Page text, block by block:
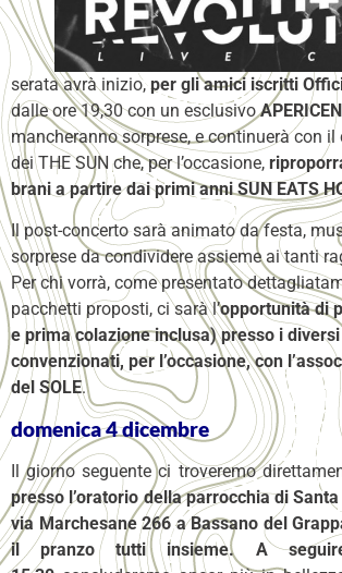
serata avrà inizio, per gli amici iscritti
dalle ore 19,30 con un esclusivo
mancheranno sorprese, e continuerà con
dei THE SUN che, per l’occasione,
brani a partire dai primi anni SUN EATS
Il post-concerto sarà animato da festa,
sorprese da condividere assieme ai tanti
Per chi vorrà, come presentato
pacchetti proposti, ci sarà l’opportunità di
e prima colazione inclusa) presso i
convenzionati, per l’occasione, con
del SOLE.
domenica 4 dicembre
Il giorno seguente ci troveremo
presso l’oratorio della parrocchia di
via Marchesane 266 a Bassano del
il pranzo tutti insieme. A